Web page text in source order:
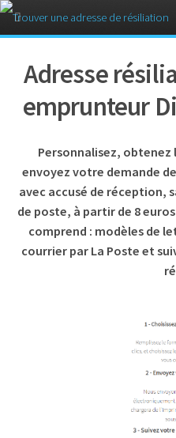
Adresse
emprunteur
Personnalisez,
envoyez votre demande
avec accusé de réception,
de poste, à partir de 8
comprend : modèles de
courrier par La Poste et